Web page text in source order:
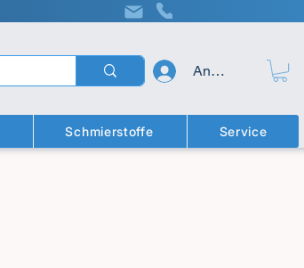
Anmelden
Schmierstoffe Service